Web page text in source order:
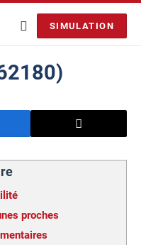
SIMULATION
proches